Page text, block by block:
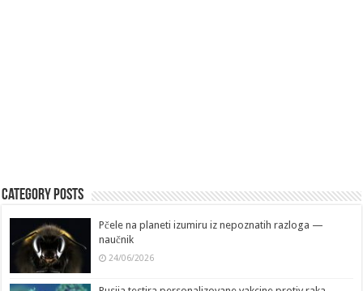
Category Posts
Pčele na planeti izumiru iz nepoznatih razloga —
naučnik
24/06/2026